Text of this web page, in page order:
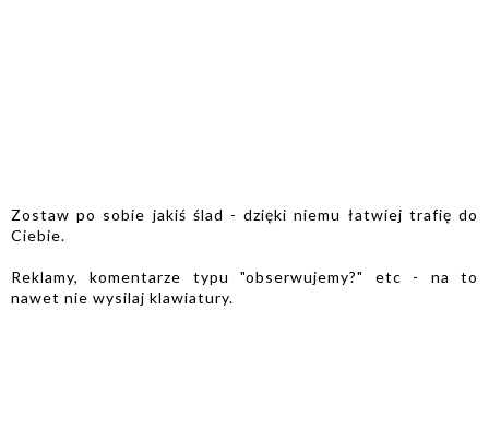
Zostaw po sobie jakiś ślad - dzięki niemu łatwiej trafię do
Ciebie.
Reklamy, komentarze typu "obserwujemy?" etc - na to
nawet nie wysilaj klawiatury.